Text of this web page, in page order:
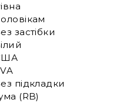
застібки
підкладки
(RB)